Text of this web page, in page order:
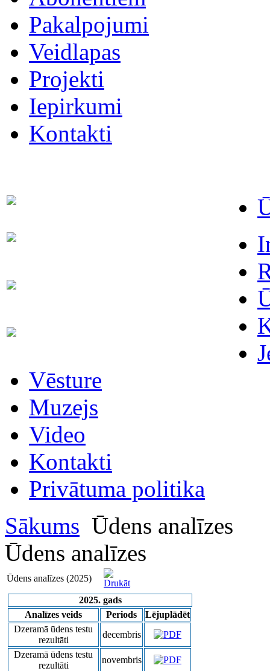
Pakalpojumi
Veidlapas
Projekti
Iepirkumi
Kontakti
63021091
63022886
63023575
Vēsture
Muzejs
Video
Kontakti
Privātuma politika
Sākums Ūdens analīzes
Ūdens analīzes
Ūdens analīzes (2025)
2025. gads
Analīzes veids
Periods
Lējuplādēt
Dzeramā ūdens testu
rezultāti
decembris
Dzeramā ūdens testu
rezultāti
novembris